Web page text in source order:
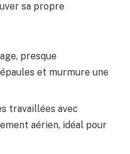
sa propre
presque
et murmure une
travaillées avec
aérien, idéal pour